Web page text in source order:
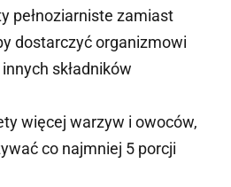
pełnoziarniste zamiast
dostarczyć organizmowi
składników
więcej warzyw i owoców,
co najmniej 5 porcji